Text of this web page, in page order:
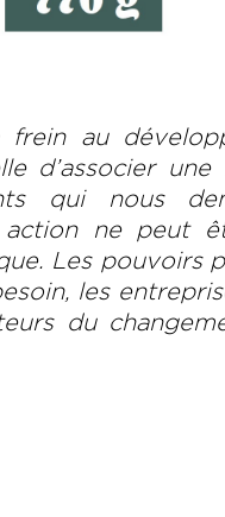
au
d’associer une
qui nous
action ne peut
Les pouvoirs
les
du